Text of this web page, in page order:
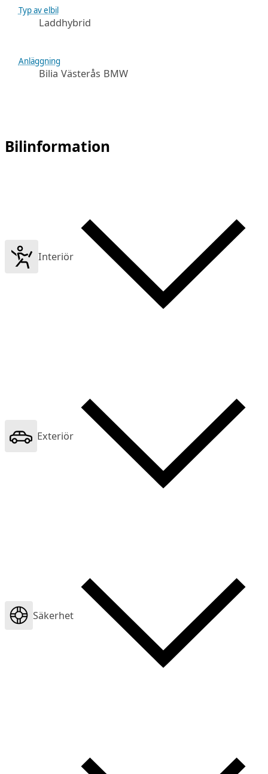
Typ av elbil
Laddhybrid
Anläggning
Bilia Västerås BMW
Bilinformation
Interiör
Exteriör
Säkerhet